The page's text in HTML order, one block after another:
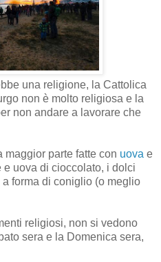
una religione, la Cattolica
non è molto religiosa e la
non andare a lavorare che
maggior parte fatte con uova e
uova di cioccolato, i dolci
forma di coniglio (o meglio
religiosi, non si vedono
sera e la Domenica sera,